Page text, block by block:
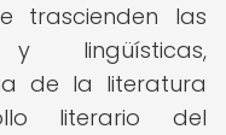
trascienden las
lingüísticas,
de la literatura
literario del